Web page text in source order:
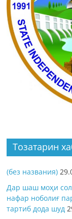
Тозатарин
(без названия)
Дар шаш моҳи
нафар ноболиғ
тартиб дода шуд